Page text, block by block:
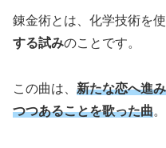
錬金術とは、化学技術を
する試みのことです。
この曲は、 新たな恋へ進み
つつあることを歌った曲。